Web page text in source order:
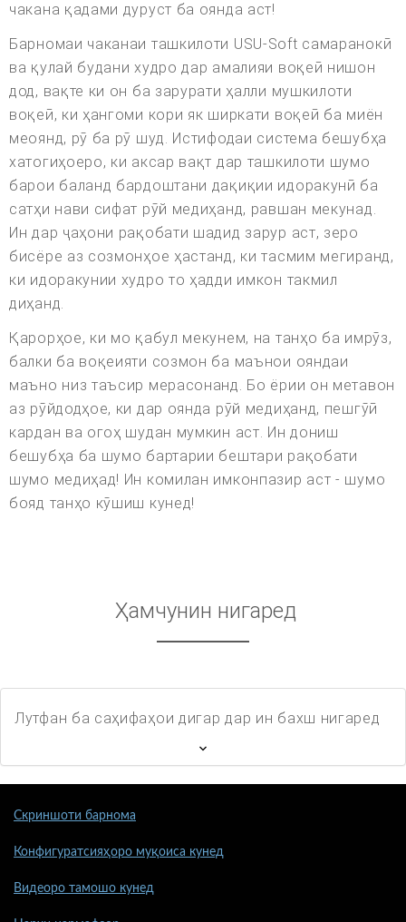
чакана қадами дуруст ба оянда аст!
Барномаи чаканаи ташкилоти USU-Soft самаранокӣ
ва қулай будани худро дар амалияи воқеӣ нишон
дод, вақте ки он ба зарурати ҳалли мушкилоти
воқеӣ, ки ҳангоми кори як ширкати воқеӣ ба миён
меоянд, рӯ ба рӯ шуд. Истифодаи система бешубҳа
хатогиҳоеро, ки аксар вақт дар ташкилоти шумо
барои баланд бардоштани дақиқии идоракунӣ ба
сатҳи нави сифат рӯй медиҳанд, равшан мекунад.
Ин дар ҷаҳони рақобати шадид зарур аст, зеро
бисёре аз созмонҳое ҳастанд, ки тасмим мегиранд,
ки идоракунии худро то ҳадди имкон такмил
диҳанд.
Қарорҳое, ки мо қабул мекунем, на танҳо ба имрӯз,
балки ба воқеияти созмон ба маънои ояндаи
маъно низ таъсир мерасонанд. Бо ёрии он метавон
аз рӯйдодҳое, ки дар оянда рӯй медиҳанд, пешгӯӣ
кардан ва огоҳ шудан мумкин аст. Ин дониш
бешубҳа ба шумо бартарии бештари рақобати
шумо медиҳад! Ин комилан имконпазир аст - шумо
бояд танҳо кӯшиш кунед!
Ҳамчунин нигаред
Лутфан ба саҳифаҳои дигар дар ин бахш нигаред
Скриншоти барнома
Конфигуратсияҳоро муқоиса кунед
Видеоро тамошо кунед